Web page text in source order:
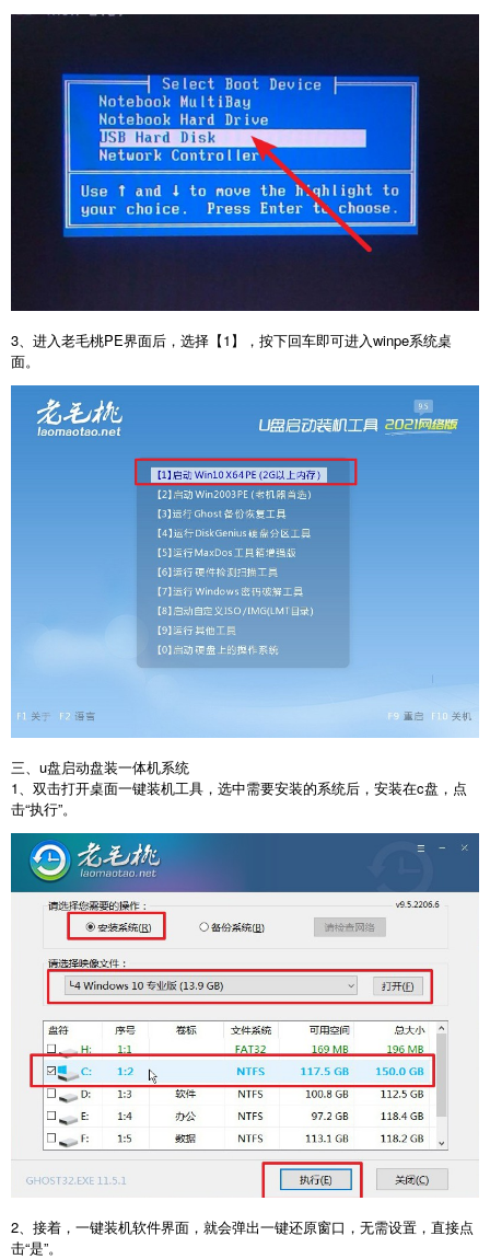
3、进入老毛桃PE界面后，选择【1】，按下回车即可进入winpe系统桌
面。
三、u盘启动盘装一体机系统
1、双击打开桌面一键装机工具，选中需要安装的系统后，安装在c盘，点
击“执行”。
2、接着，一键装机软件界面，就会弹出一键还原窗口，无需设置，直接点
击“是”。